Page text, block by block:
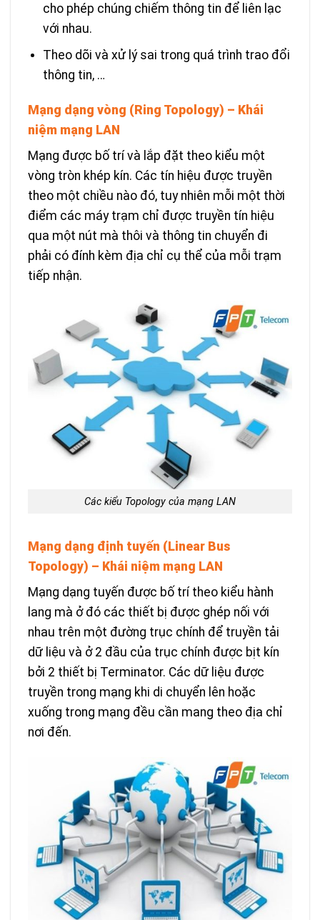
cho phép chúng chiếm thông tin để liên lạc
với nhau.
Theo dõi và xử lý sai trong quá trình trao đổi
thông tin, …
Mạng dạng vòng (Ring Topology) – Khái
niệm mạng LAN
Mạng được bố trí và lắp đặt theo kiểu một
vòng tròn khép kín. Các tín hiệu được truyền
theo một chiều nào đó, tuy nhiên mỗi một thời
điểm các máy trạm chỉ được truyền tín hiệu
qua một nút mà thôi và thông tin chuyển đi
phải có đính kèm địa chỉ cụ thể của mỗi trạm
tiếp nhận.
Các kiểu Topology của mạng LAN
Mạng dạng định tuyến (Linear Bus
Topology) – Khái niệm mạng LAN
Mạng dạng tuyến được bố trí theo kiểu hành
lang mà ở đó các thiết bị được ghép nối với
nhau trên một đường trục chính để truyền tải
dữ liệu và ở 2 đầu của trục chính được bịt kín
bởi 2 thiết bị Terminator. Các dữ liệu được
truyền trong mạng khi di chuyển lên hoặc
xuống trong mạng đều cần mang theo địa chỉ
nơi đến.